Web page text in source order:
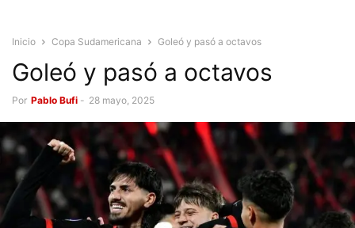
Inicio Copa Sudamericana Goleó y pasó a octavos
Goleó y pasó a octavos
Por Pablo Bufi - 28 mayo, 2025